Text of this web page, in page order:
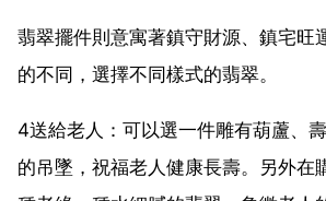
翡翠擺件則意寓著鎮守財源、鎮宅旺
的不同，選擇不同樣式的翡翠。
4送給老人：可以選一件雕有葫蘆、
的吊墜，祝福老人健康長壽。另外在